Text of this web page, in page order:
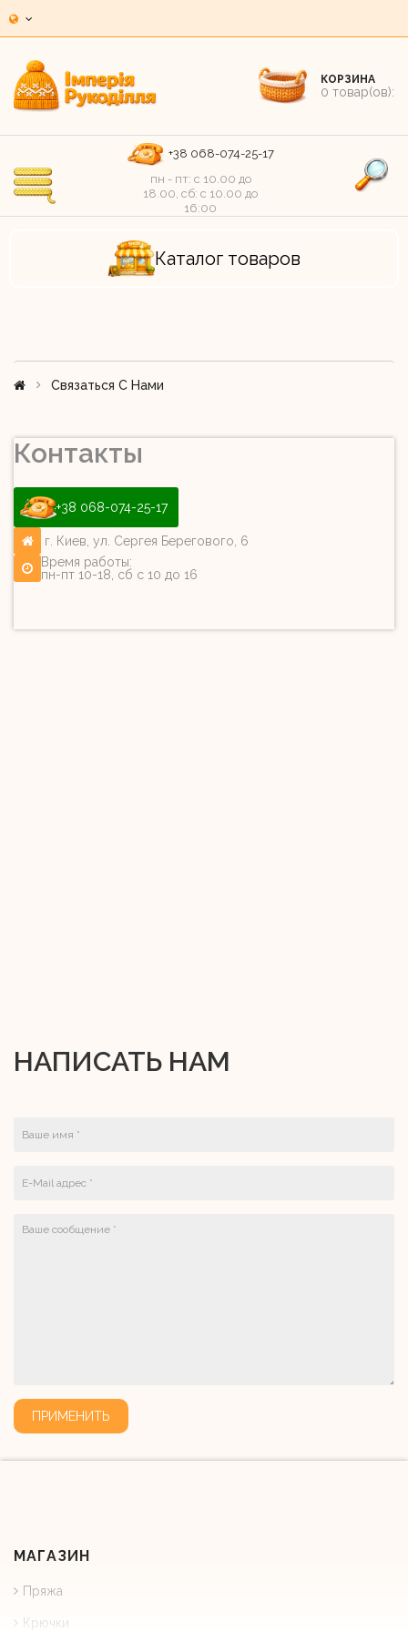
КОРЗИНА
0 товар(ов):
+38 068-074-25-17
пн - пт: c 10.00 до
18.00, сб: c 10.00 до
16:00
Каталог товаров
Связаться С Нами
Контакты
+38 068-074-25-17
г. Киев, ул. Сергея Берегового, 6
Время работы:
пн-пт 10-18, сб с 10 до 16
НАПИСАТЬ НАМ
ПРИМЕНИТЬ
МАГАЗИН
Пряжа
Крючки